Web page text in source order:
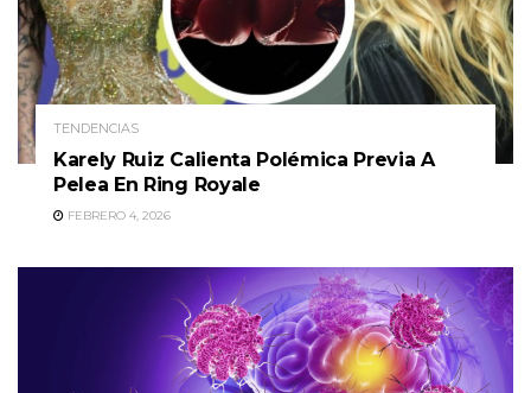
TENDENCIAS
Karely Ruiz Calienta Polémica Previa A
Pelea En Ring Royale
FEBRERO 4, 2026